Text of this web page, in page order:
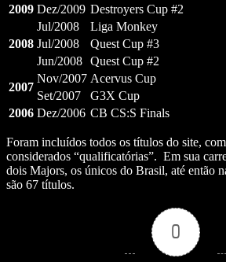
2009 Dez/2009 Destroyers Cup #2
2008
Jul/2008 Liga Monkey
Jul/2008
Quest Cup #3
Jun/2008 Quest Cup #2
2007
Nov/2007 Acervus Cup
Set/2007
G3X Cup
2006 Dez/2006 CB CS:S Finals
Foram incluídos todos os títulos do site,
considerados “qualificatórias”. Em sua
dois Majors, os únicos do Brasil, até então
são 67 títulos.
0